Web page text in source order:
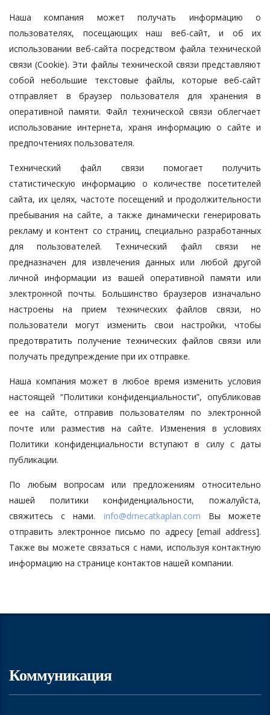
Наша компания может получать информацию о
пользователях, посещающих наш веб-сайт, и об их
использовании веб-сайта посредством файла технической
связи (Cookie). Эти файлы технической связи представляют
собой небольшие текстовые файлы, которые веб-сайт
отправляет в браузер пользователя для хранения в
оперативной памяти. Файл технической связи облегчает
использование интернета, храня информацию о сайте и
предпочтениях пользователя.
Технический файл связи помогает получить
статистическую информацию о количестве посетителей
сайта, их целях, частоте посещений и продолжительности
пребывания на сайте, а также динамически генерировать
рекламу и контент со страниц, специально разработанных
для пользователей. Технический файл связи не
предназначен для извлечения данных или любой другой
личной информации из вашей оперативной памяти или
электронной почты. Большинство браузеров изначально
настроены на прием технических файлов связи, но
пользователи могут изменить свои настройки, чтобы
предотвратить получение технических файлов связи или
получать предупреждение при их отправке.
Наша компания может в любое время изменить условия
настоящей “Политики конфиденциальности”, опубликовав
ее на сайте, отправив пользователям по электронной
почте или разместив на сайте. Изменения в условиях
Политики конфиденциальности вступают в силу с даты
публикации.
По любым вопросам или предложениям относительно
нашей политики конфиденциальности, пожалуйста,
свяжитесь с нами. info@drnecatkaplan.com Вы можете
отправить электронное письмо по адресу [email address].
Также вы можете связаться с нами, используя контактную
информацию на странице контактов нашей компании.
Коммуникация